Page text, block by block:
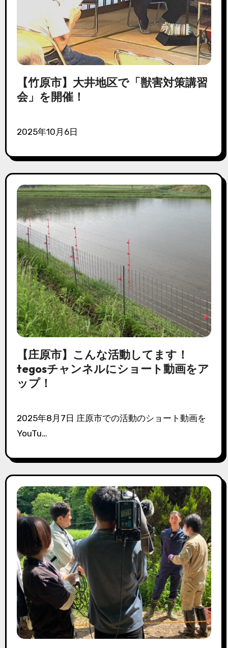
【竹原市】大井地区で「獣害対策講習
会」を開催！
2025年10月6日
【庄原市】こんな活動してます！
tegosチャンネルにショート動画をア
ップ！
2025年8月7日 庄原市での活動のショート動画を
YouTu…